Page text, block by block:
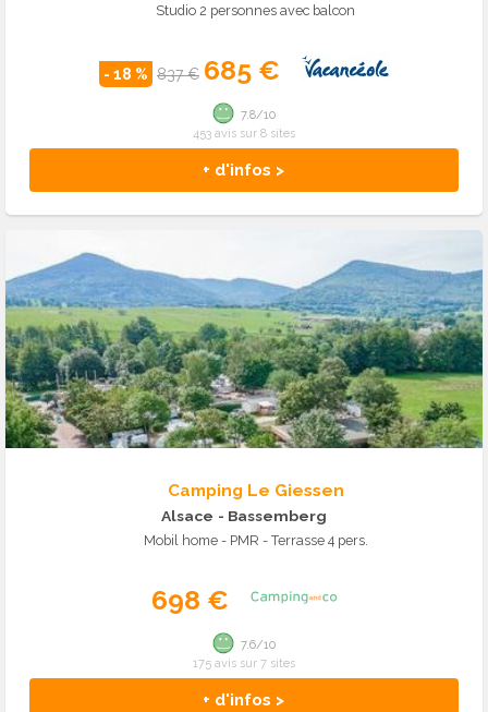
Studio 2 personnes avec balcon
- 18 % 837 € 685 €
+ d'infos >
7.8/10
453 avis sur 8 sites
Camping Le Giessen
Alsace - Bassemberg
Mobil home - PMR - Terrasse 4 pers.
698 €
+ d'infos >
7.6/10
175 avis sur 7 sites